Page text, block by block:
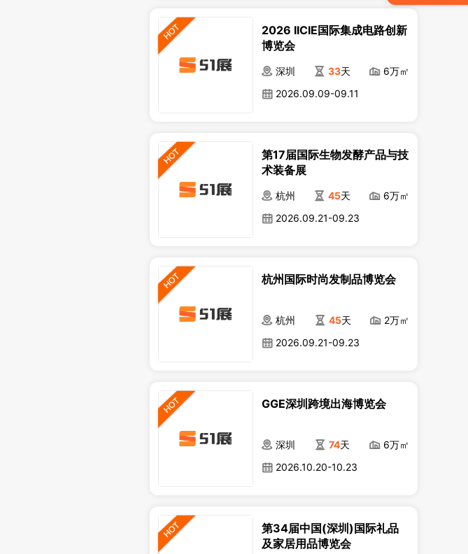
2026 IICIE国际集成电路创新
博览会
深圳 33天
6万㎡
2026.09.09-09.11
第17届国际生物发酵产品与技
术装备展
杭州 45天
6万㎡
2026.09.21-09.23
杭州国际时尚发制品博览会
杭州 45天
2万㎡
2026.09.21-09.23
GGE深圳跨境出海博览会
深圳 74天
6万㎡
2026.10.20-10.23
第34届中国(深圳)国际礼品
及家居用品博览会